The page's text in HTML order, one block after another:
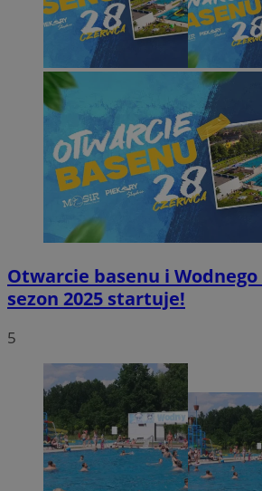
Otwarcie basenu i Wodnego
sezon 2025 startuje!
5